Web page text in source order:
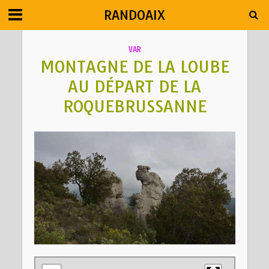
RANDOAIX
VAR
MONTAGNE DE LA LOUBE
AU DÉPART DE LA
ROQUEBRUSSANNE